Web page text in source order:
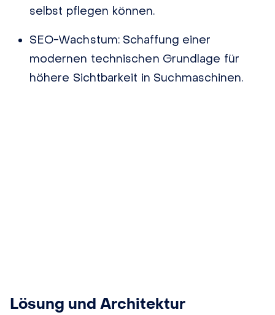
selbst pflegen können.
SEO-Wachstum:Schaffung einer
modernen technischen Grundlage für
höhere Sichtbarkeit in Suchmaschinen.
Lösung und Architektur